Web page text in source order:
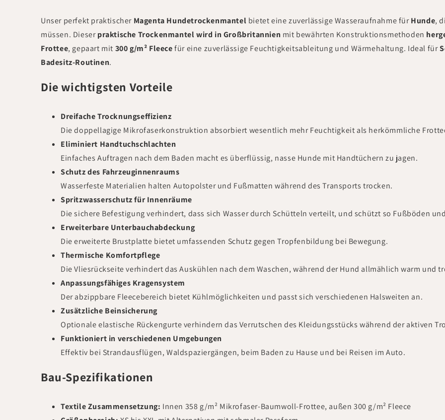
Unser perfekt praktischer Magenta Hundetrockenmantel bietet eine zuverlässige Wasseraufnahme fürHunde,
müssen. Dieserpraktische Trockenmantelwird in Großbritannien mit bewährten Konstruktionsmethoden
Frottee, gepaart mit 300 g/m² Fleecefür eine zuverlässige Feuchtigkeitsableitung und Wärmehaltung. Ideal für
Badesitz-Routinen.
Die wichtigsten Vorteile
Dreifache Trocknungseffizienz
Die doppellagige Mikrofaserkonstruktion absorbiert wesentlich mehr Feuchtigkeit als herkömmliche
Eliminiert Handtuchschlachten
Einfaches Auftragen nach dem Baden macht es überflüssig, nasse Hunde mit Handtüchern zu jagen.
Schutz des Fahrzeuginnenraums
Wasserfeste Materialien halten Autopolster und Fußmatten während des Transports trocken.
Spritzwasserschutz für Innenräume
Die sichere Befestigung verhindert, dass sich Wasser durch Schütteln verteilt, und schützt so Fußböden
Erweiterbare Unterbauchabdeckung
Die erweiterte Brustplatte bietet umfassenden Schutz gegen Tropfenbildung bei Bewegung.
Thermische Komfortpflege
Die Vliesrückseite verhindert das Auskühlen nach dem Waschen, während der Hund allmählich warm und
Anpassungsfähiges Kragensystem
Der abzippbare Fleecebereich bietet Kühlmöglichkeiten und passt sich verschiedenen Halsweiten an.
Zusätzliche Beinsicherung
Optionale elastische Rückengurte verhindern das Verrutschen des Kleidungsstücks während der aktiven
Funktioniert in verschiedenen Umgebungen
Effektiv bei Strandausflügen, Waldspaziergängen, beim Baden zu Hause und bei Reisen im Auto.
Bau-Spezifikationen
Textile Zusammensetzung: Innen 358 g/m² Mikrofaser-Baumwoll-Frottee, außen 300 g/m² Fleece